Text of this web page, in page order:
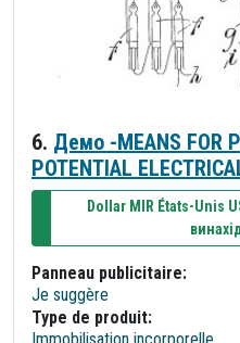
6. Демо -MEANS FOR
POTENTIAL
Dollar MIR États-Unis USD MIR
Panneau publicitaire:
Je suggère
Type de produit: